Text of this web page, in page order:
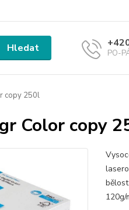
Hledat PO-
copy 250l
Color copy
120g/